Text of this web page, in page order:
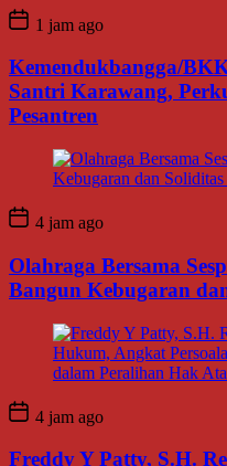
1 jam ago
Kemendukbangga/
Santri Karawang,
Pesantren
4 jam ago
Olahraga Bersama
Bangun Kebugaran
4 jam ago
Freddy Y Patty, S.H.